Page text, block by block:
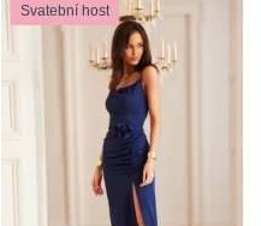
Svatební host